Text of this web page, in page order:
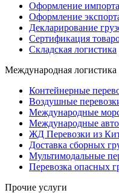
Оформление импорта
Оформление
Декларирование
Сертификация
Складская логистика
Международная логистика
Контейнерные
Воздушные
Международные
Международные
ЖД Перевозки из
Доставка сборных
Мультимодальные
Перевозка опасных
Прочие услуги